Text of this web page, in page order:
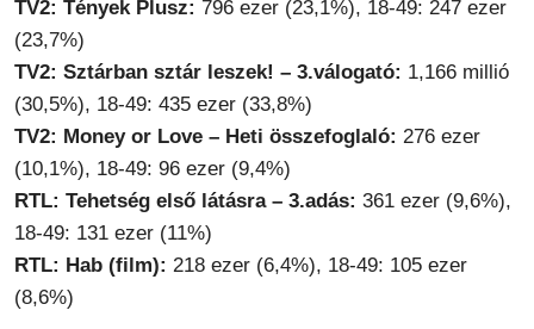
TV2: Tények Plusz: 796 ezer (23,1%), 18-49: 247 ezer
(23,7%)
TV2: Sztárban sztár leszek! – 3.válogató: 1,166 millió
(30,5%), 18-49: 435 ezer (33,8%)
TV2: Money or Love – Heti összefoglaló: 276 ezer
(10,1%), 18-49: 96 ezer (9,4%)
RTL: Tehetség első látásra – 3.adás: 361 ezer (9,6%),
18-49: 131 ezer (11%)
RTL: Hab (film): 218 ezer (6,4%), 18-49: 105 ezer
(8,6%)